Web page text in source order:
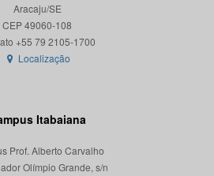
Aracaju/SE
CEP 49060-108
Localização
Itabaiana
Prof. Alberto Carvalho
Olímpio Grande, s/n